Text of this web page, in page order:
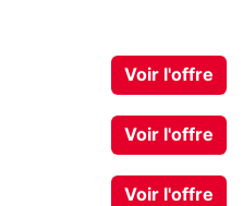
Voir l'offre
Voir l'offre
Voir l'offre